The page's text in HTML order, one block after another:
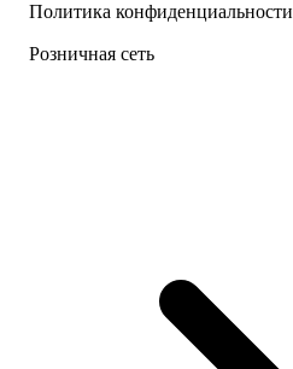
Политика конфиденциальности
Розничная сеть